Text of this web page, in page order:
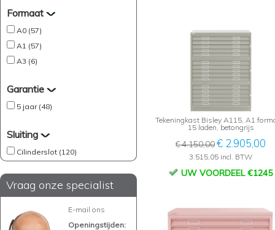
Formaat
A0 (57)
A1 (57)
A3 (6)
Garantie
5 jaar (48)
Sluiting
Cilinderslot (120)
Vraag onze specialist
E-mail ons
Openingstijden:
Tekeningkast Bisley A115, A1
15 laden, betongrijs
€ 4.150,00€ 2.905,00
3.515,05 incl. BTW
UW VOORDEEL €1245